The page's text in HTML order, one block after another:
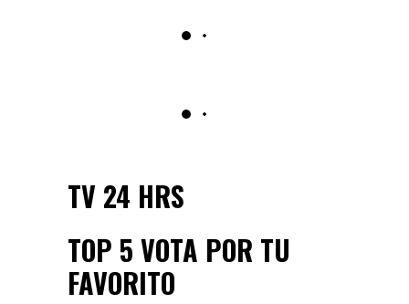
TV 24 HRS
TOP 5 VOTA POR TU
FAVORITO